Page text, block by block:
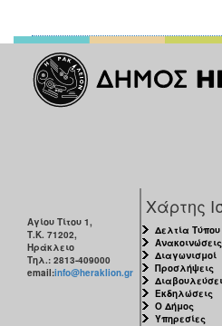
Αγίου Τίτου 1,
Τ.Κ. 71202,
Ηράκλειο
Τηλ.: 2813-409000
email:info@heraklion.gr
Χάρτης
Δελτία Τύπου
Ανακοινώσεις
Διαγωνισμοί
Προσλήψεις
Εκδηλώσεις
Ο Δήμος
Υπηρεσίες